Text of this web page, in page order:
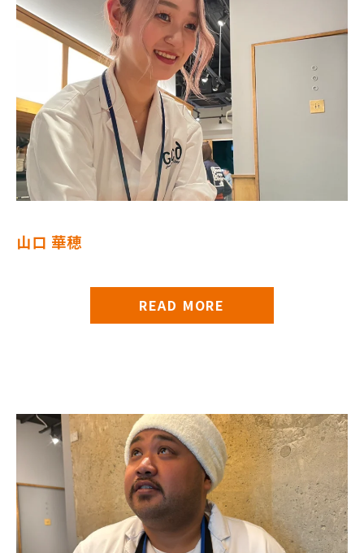
山口 華穂
READ MORE